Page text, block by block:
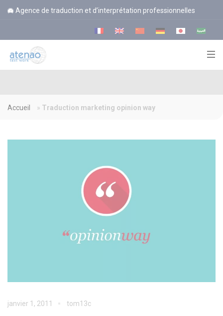
Agence de traduction et d’interprétation professionnelles
Accueil » Traduction marketing opinion way
janvier 1, 2011 tom13c
Panneau de gestion des cookies